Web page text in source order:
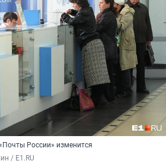
России» изменится
/ E1.RU